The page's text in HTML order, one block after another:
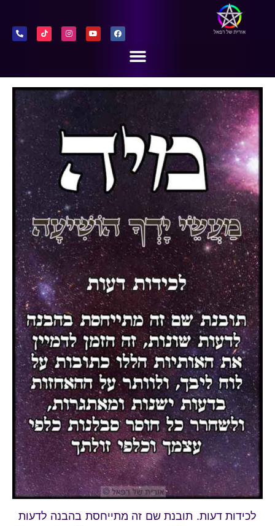
מיה
לכידות דעות. תובנת שם זה מתייחסת בהבנה לדעות